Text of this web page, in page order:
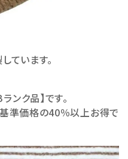
ています。
ンク品】です。
準価格の40％以上お得で